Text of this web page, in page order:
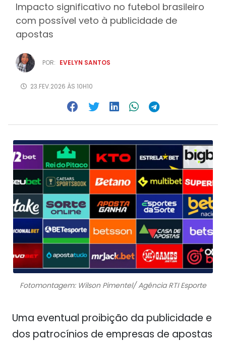
Impacto significativo no futebol brasileiro
com possível veto à publicidade de
apostas
POR: EVELYN SANTOS
23.FEV.2026 ÀS 10H10
Fotomontagem: Wilson Pimentel/ Agência RTI Esporte
Uma eventual proibição da publicidade e
dos patrocínios de empresas de apostas